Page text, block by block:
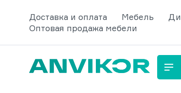
Доставка и оплата Мебель
Оптовая продажа мебели